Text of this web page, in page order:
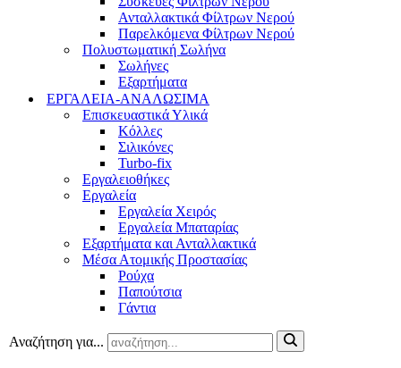
Ανταλλακτικά Φίλτρων Νερού
Παρελκόμενα Φίλτρων Νερού
Πολυστωματική Σωλήνα
Σωλήνες
Εξαρτήματα
ΕΡΓΑΛΕΙΑ-ΑΝΑΛΩΣΙΜΑ
Επισκευαστικά Υλικά
Κόλλες
Σιλικόνες
Turbo-fix
Εργαλειοθήκες
Εργαλεία
Εργαλεία Χειρός
Εργαλεία Μπαταρίας
Εξαρτήματα και Ανταλλακτικά
Μέσα Ατομικής Προστασίας
Ρούχα
Παπούτσια
Γάντια
Αναζήτηση για...